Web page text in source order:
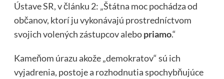
Ústave SR, v článku 2: „Štátna moc pochádza od
občanov, ktorí ju vykonávajú prostredníctvom
svojich volených zástupcov alebopriamo.“
Kameňom úrazu akože „demokratov“ sú ich
vyjadrenia, postoje a rozhodnutia spochybňujúce